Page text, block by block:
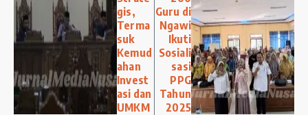
gis,
Terma
suk
Kemud
ahan
Invest
asi dan
UMKM
Guru di
Ngawi
Ikuti
Sosiali
sasi
PPG
Tahun
2025